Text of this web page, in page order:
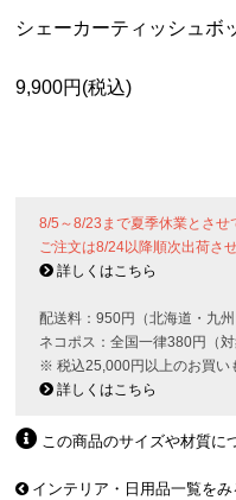
シェーカーティッシュボ
9,900円(税込)
8/5～8/23まで夏季休業とさ
ご注文は8/24以降順次出荷さ
詳しくはこちら
配送料：950円（北海道・九州
ネコポス：全国一律380円（対
※ 税込25,000円以上のお買い
詳しくはこちら
この商品のサイズや材質に
インテリア・日用品一覧をみ